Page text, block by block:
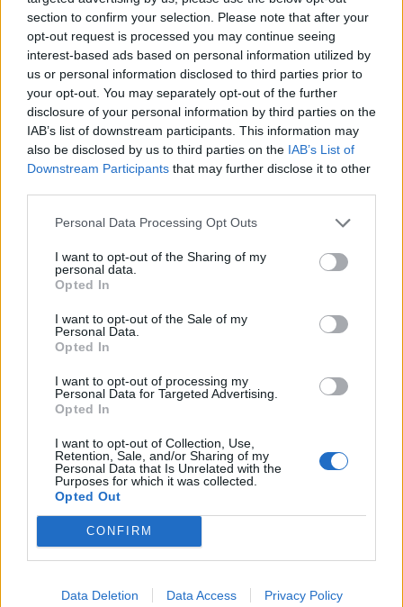
section to confirm your selection. Please note that after your
opt-out request is processed you may continue seeing
interest-based ads based on personal information utilized by
us or personal information disclosed to third parties prior to
your opt-out. You may separately opt-out of the further
disclosure of your personal information by third parties on the
IAB’s list of downstream participants. This information may
also be disclosed by us to third parties on the IAB’s List of
Downstream Participants that may further disclose it to other
Personal Data Processing Opt Outs
I want to opt-out of the Sharing of my
personal data.
Opted In
I want to opt-out of the Sale of my
Personal Data.
Opted In
I want to opt-out of processing my
Personal Data for Targeted Advertising.
Opted In
I want to opt-out of Collection, Use,
Retention, Sale, and/or Sharing of my
Personal Data that Is Unrelated with the
Purposes for which it was collected.
Opted Out
CONFIRM
Data Deletion Data Access Privacy Policy
Facebook Share on X Bluesky
Email
Tags: SERIE A παικτες
σκανδαλο